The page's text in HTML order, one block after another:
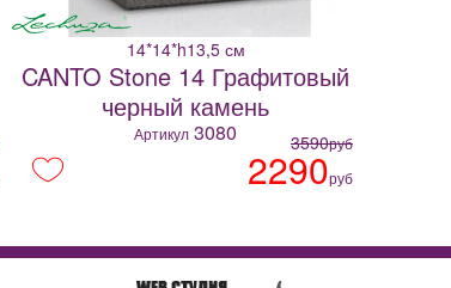
14*14*h13,5 см
CANTO Stone 14 Графитовый
черный камень
Артикул 3080 3590руб
2290руб